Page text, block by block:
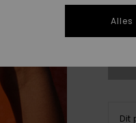
Dit
Alles